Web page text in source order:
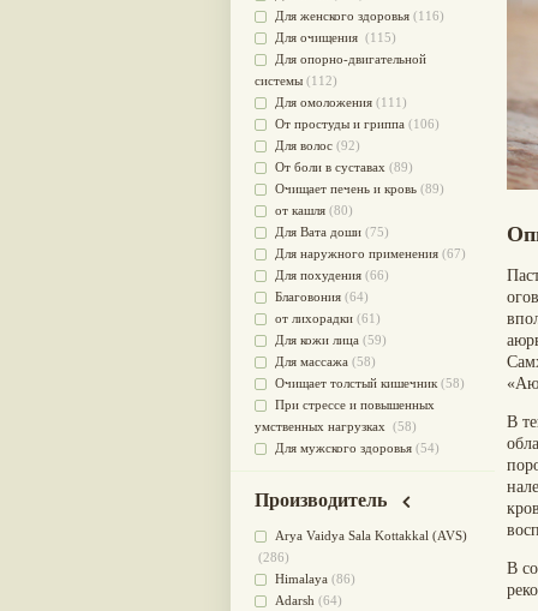
В
В
Для женского здоровья (116)
Для очищения (115)
Для опорно-двигательной
системы (112)
Для омоложения (111)
От простуды и гриппа (106)
Для волос (92)
От боли в суставах (89)
Очищает печень и кровь (89)
от кашля (80)
Для Вата доши (75)
Для наружного применения (67)
Для похудения (66)
Благовония (64)
от лихорадки (61)
Для кожи лица (59)
Для массажа (58)
Очищает толстый кишечник (58)
При стрессе и повышенных
умственных нагрузках (58)
Для мужского здоровья (54)
применения
(51)
Для приготовления пищи(49)
от инфекций мочеполовой
системы(49)
Для стабилизации деятельности
Производитель
Arya Vaidya Sala Kottakkal (AVS)
(286)
Himalaya (86)
Adarsh (64)